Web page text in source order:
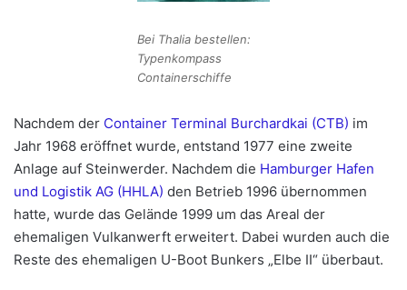
Bei Thalia bestellen:
Typenkompass
Containerschiffe
Nachdem der Container Terminal Burchardkai (CTB) im
Jahr 1968 eröffnet wurde, entstand 1977 eine zweite
Anlage auf Steinwerder. Nachdem die Hamburger Hafen
und Logistik AG (HHLA) den Betrieb 1996 übernommen
hatte, wurde das Gelände 1999 um das Areal der
ehemaligen Vulkanwerft erweitert. Dabei wurden auch die
Reste des ehemaligen U-Boot Bunkers „Elbe II“ überbaut.